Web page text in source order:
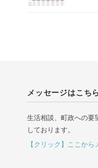
メッセージはこち
生活相談、町政への要
しております。
【クリック】ここか